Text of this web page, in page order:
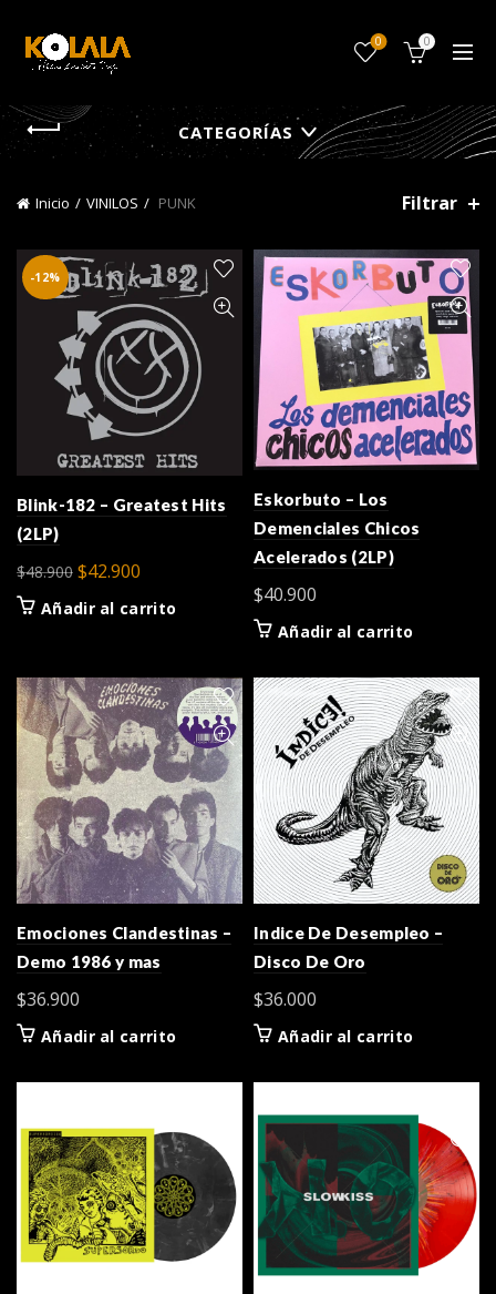
0 0
CATEGORÍAS
Inicio VINILOS PUNK Filtrar
-12%
Blink-182 – Greatest Hits
(2LP)
$48.900 El
precio
$48.900.
$42.900
precio
$42.900.
Añadir al carrito
Eskorbuto – Los
Demenciales Chicos
Acelerados (2LP)
$40.900
Añadir al carrito
Emociones Clandestinas –
Demo 1986 y mas
$36.900
Añadir al carrito
Indice De Desempleo –
Disco De Oro
$36.000
Añadir al carrito